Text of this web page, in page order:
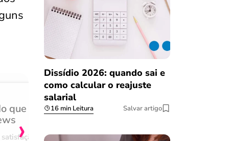
que
Achei muito rápido,
Comentário retirado da nossa
›
Dissídio 2026: quando sai e
como calcular o reajuste
salarial
16 min Leitura Salvar artigo